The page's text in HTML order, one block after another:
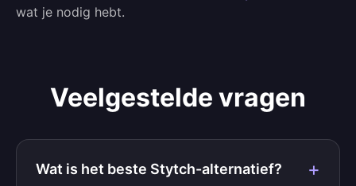
wat je nodig hebt.
Veelgestelde vragen
Wat is het beste Stytch-alternatief?